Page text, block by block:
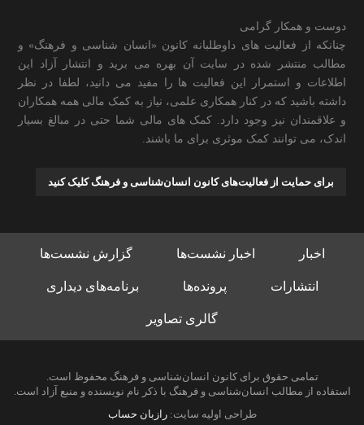
دوست و همکار گرامی
چنانکه از فعالیت های داوطلبانه کانون «انسان شناسی و فرهنگ» و
مطالب منتشر شده در سایت آن بهره می برید و انتشار آزاد این
اطلاعات و استمرار این فعالیت ها را مفید می دانید، لطفا در نظر
داشته باشید که در کنار همکاری علمی، نیاز به کمک مالی همه همکاران
و علاقمندان نیز وجود دارد. کمک های مالی شما حتی در مبالغ بسیار
اندک، می توانند کمک موثری برای ما باشند.
برای حمایت از فعالیت‌های کانون انسان‌شناسی و فرهنگ کلیک کنید
اخبار اخبار نشست‌ها گزارش نشست‌ها
انتشارات پرونده‌ها برنامه‌های دیداری
گالری تصاویر
تمامی حقوق برای کانون انسان‌شناسی و فرهنگ محفوظ است.
استفاده از مطالب انسان‌شناسی و فرهنگ با ذکر نام نویسنده و منبع آزاد است.
طراحی اولیه سایت:رازبان حساب